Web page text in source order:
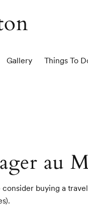
Gallery Things To
au
consider buying a